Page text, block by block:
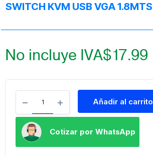
SWITCH KVM USB VGA 1.8MTS
$17.99
No incluye IVA
Añadir al carrito
Cotizar por WhatsApp